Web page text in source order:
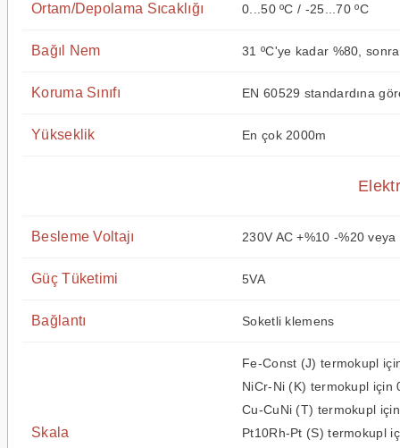
Ortam/Depolama Sıcaklığı 0...50 ºC / -25...70 ºC
Bağıl Nem 31 ºC'ye kadar %80,
Koruma Sınıfı EN 60529 standardına
Yükseklik En çok 2000m
Besleme Voltajı 230V AC +%10 -%20
Güç Tüketimi 5VA
Bağlantı Soketli klemens
Skala
Fe-Const (J) termokupl
NiCr-Ni (K) termokupl için
Cu-CuNi (T) termokupl
Pt10Rh-Pt (S) termokupl